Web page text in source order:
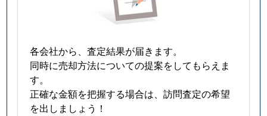
各会社から、査定結果が届きます。
同時に売却方法についての提案をしてもらえま
す。
正確な金額を把握する場合は、訪問査定の希望
を出しましょう！